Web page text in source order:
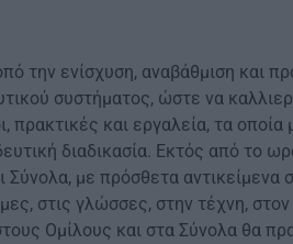
την ενίσχυση, αναβάθμιση και
συστήματος, ώστε να
πρακτικές και εργαλεία, τα
διαδικασία. Εκτός από το
Σύνολα, με πρόσθετα αντικείμενα
στις γλώσσες, στην τέχνη, στον
Ομίλους και στα Σύνολα θα